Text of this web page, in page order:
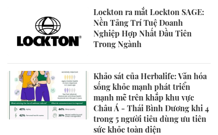
Lockton ra mắt Lockton SAGE:
Nền Tảng Trí Tuệ Doanh
Nghiệp Hợp Nhất Đầu Tiên
Trong Ngành
Khảo sát của Herbalife: Văn hóa
sống khỏe mạnh phát triển
mạnh mẽ trên khắp khu vực
Châu Á - Thái Bình Dương khi 4
trong 5 người tiêu dùng ưu tiên
sức khỏe toàn diện